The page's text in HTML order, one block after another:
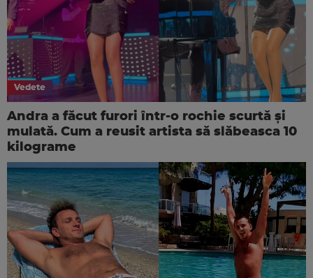
Vedete
Andra a făcut furori într-o rochie scurtă și
mulată. Cum a reusit artista să slăbeasca 10
kilograme